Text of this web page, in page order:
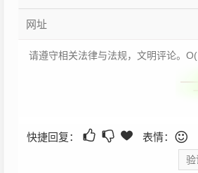
快捷回复： 表情：